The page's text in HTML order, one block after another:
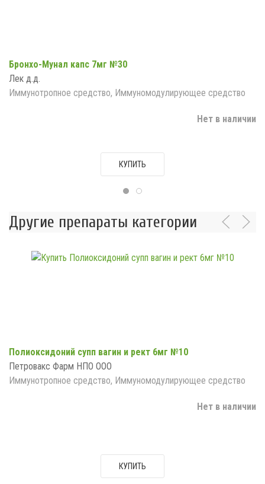
Бронхо-Мунал капс 7мг №30
Лек д.д.
Иммунотропное средство, Иммуномодулирующее средство
Нет в наличии
КУПИТЬ
Другие препараты категории
Полиоксидоний супп вагин и рект 6мг №10
Петровакс Фарм НПО ООО
Иммунотропное средство, Иммуномодулирующее средство
Нет в наличии
КУПИТЬ